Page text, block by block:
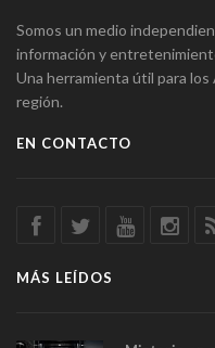
Somos un medio
información y
Una herramienta útil para
región.
EN CONTACTO
MÁS LEÍDOS